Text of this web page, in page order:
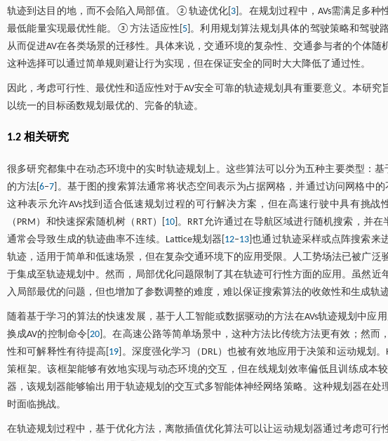
轨迹到达目的地，而不会陷入局部值。②轨迹优化[ 3 ]。在规划过程中，AVs需满足多
最低能量实现最优性能。③方法适应性[ 5 ]。利用规划算法规划具体的驾驶策略和驾驶
从而促进AV在各类场景的迁移性。具体来说，交通环境的复杂性、交通参与者的个体随
这种选择可以通过简单规则避让行为实现，但在保证安全的同时大大降低了通过性。
因此，考虑可行性、最优性和适应性对于AV安全可靠的轨迹规划具有重要意义。本研究
以统一的目标函数规划最优的、完备的轨迹。
1.2 相关研究
很多研究都集中在动态环境中的实时轨迹规划上。这些算法可以分为五种主要类型：
的方法[6‒7 ]。基于图的搜索算法通常将状态空间表示为占据网格，并通过访问网格中
这种表示允许AVs找到适合低速规划过程的可行解决方案，但在高速行驶中具有挑
（PRM）和快速探索随机树（RRT）[ 10]。RRT允许通过在导航区域进行随机搜索，并在
通常会导致生成的轨迹曲率不连续。Lattice规划器[ 12‒13 ]也通过轨迹采样或点阵搜索来
轨迹，适用于简单和低速场景，但在复杂交通环境下的应用受限。人工势场法已被广泛
于集成至轨迹规划中。然而，局部优化问题限制了其在轨迹可行性方面的应用。虽然近
入局部最优的问题，但也增加了参数调整的难度，难以保证搜索算法的收敛性和生成轨
随着基于学习的算法的快速发展，基于人工智能或数据驱动的方法在AVs轨迹规划中应用
换成AV的控制命令[20 ]。在高速公路等简单场景中，这种方法比传统方法更有效；然
性和可解释性有待提高[ 19 ]。深度强化学习（DRL）也被有效地应用于决策和运动规划。
策框架。该框架能够有效地实现与动态环境的交互，但在线规划效率偏低且训练成本较
器，该规划器能够输出用于轨迹规划的交互式多智能体神经网络策略。这种规划器在
时面临挑战。
在轨迹规划过程中，基于优化方法，离散插值优化算法可以让运动规划器通过考虑可